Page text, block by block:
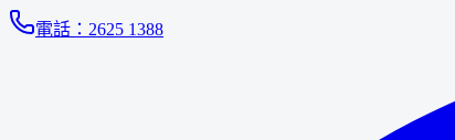
電話： 2625 1388